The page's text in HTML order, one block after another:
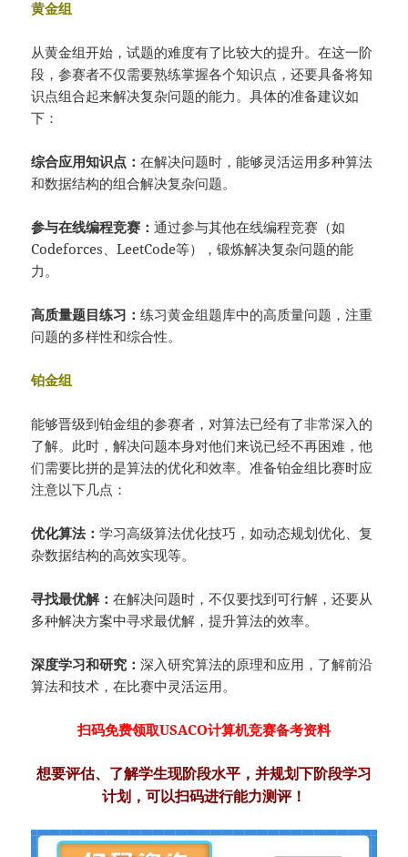
黄金组
从黄金组开始，试题的难度有了比较大的提升。在这一阶
段，参赛者不仅需要熟练掌握各个知识点，还要具备将知
识点组合起来解决复杂问题的能力。具体的准备建议如
下：
综合应用知识点：在解决问题时，能够灵活运用多种算法
和数据结构的组合解决复杂问题。
参与在线编程竞赛：通过参与其他在线编程竞赛（如
Codeforces、LeetCode等），锻炼解决复杂问题的能
力。
高质量题目练习：练习黄金组题库中的高质量问题，注重
问题的多样性和综合性。
铂金组
能够晋级到铂金组的参赛者，对算法已经有了非常深入的
了解。此时，解决问题本身对他们来说已经不再困难，他
们需要比拼的是算法的优化和效率。准备铂金组比赛时应
注意以下几点：
优化算法：学习高级算法优化技巧，如动态规划优化、复
杂数据结构的高效实现等。
寻找最优解：在解决问题时，不仅要找到可行解，还要从
多种解决方案中寻求最优解，提升算法的效率。
深度学习和研究：深入研究算法的原理和应用，了解前沿
算法和技术，在比赛中灵活运用。
扫码免费领取USACO计算机竞赛备考资料
想要评估、了解学生现阶段水平，并规划下阶段学习
计划，可以扫码进行能力测评！